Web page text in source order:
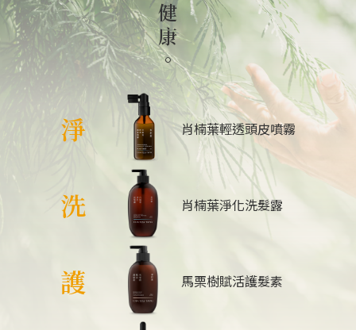
健
康
。
淨 肖楠葉輕透頭皮噴霧
洗 肖楠葉淨化洗髮露
護 馬栗樹賦活護髮素